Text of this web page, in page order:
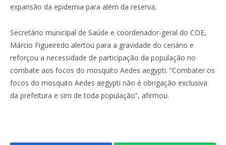
expansão da epidemia para além da reserva.
Secretário municipal de Saúde e coordenador-geral do COE,
Márcio Figueiredo alertou para a gravidade do cenário e
reforçou a necessidade de participação da população no
combate aos focos do mosquito Aedes aegypti. “Combater os
focos do mosquito Aedes aegypti não é obrigação exclusiva
da prefeitura e sim de toda população”, afirmou.